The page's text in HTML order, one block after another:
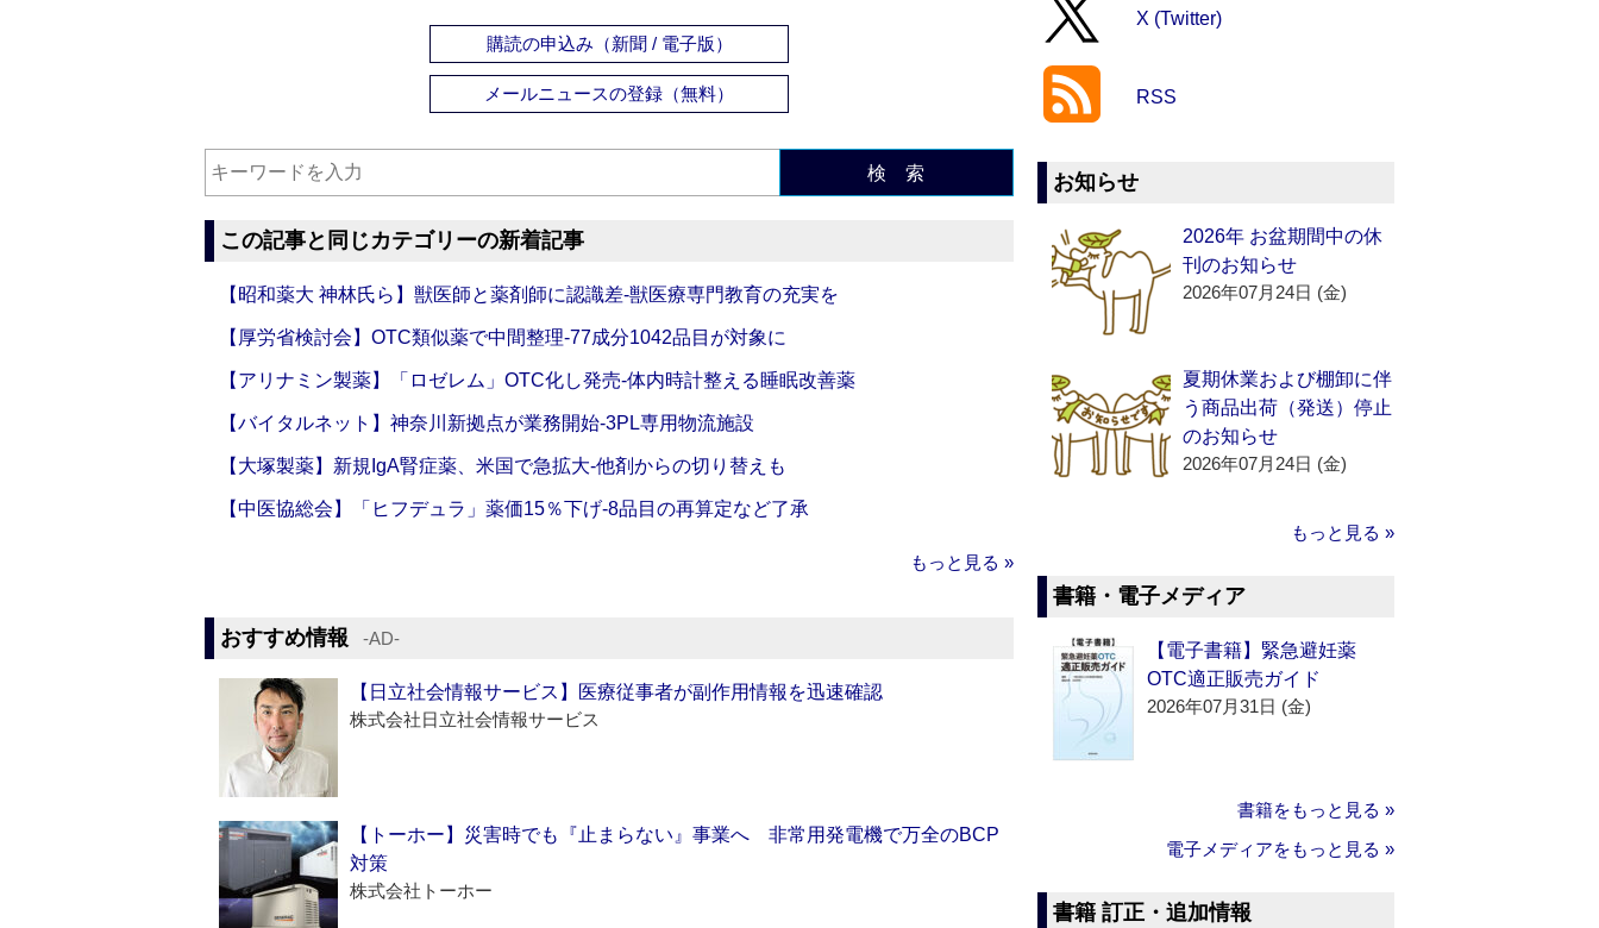
購読の申込み（新聞 / 電子版）
メールニュースの登録（無料）
検 索
この記事と同じカテゴリーの新着記事
【昭和薬大 神林氏ら】獣医師と薬剤師に認識差‐獣医療専門教育の充実を
【厚労省検討会】OTC類似薬で中間整理‐77成分1042品目が対象に
【アリナミン製薬】「ロゼレム」OTC化し発売‐体内時計整える睡眠改善薬
【バイタルネット】神奈川新拠点が業務開始‐3PL専用物流施設
【大塚製薬】新規IgA腎症薬、米国で急拡大‐他剤からの切り替えも
【中医協総会】「ヒフデュラ」薬価15％下げ‐8品目の再算定など了承
もっと見る »
おすすめ情報 ‐AD‐
【日立社会情報サービス】医療従事者が副作用情報を迅速確認
株式会社日立社会情報サービス
【トーホー】災害時でも『止まらない』事業へ 非常用発電機で万全のBCP
対策
株式会社トーホー
X (Twitter)
RSS
お知らせ
2026年 お盆期間中の休
刊のお知らせ
2026年07月24日 (金)
夏期休業および棚卸に伴
う商品出荷（発送）停止
のお知らせ
2026年07月24日 (金)
もっと見る »
書籍・電子メディア
【電子書籍】緊急避妊薬
OTC適正販売ガイド
2026年07月31日 (金)
書籍をもっと見る »
電子メディアをもっと見る »
書籍 訂正・追加情報